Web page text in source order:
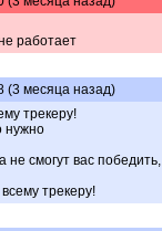
работает
(3 месяца назад)
трекеру!
нужно
не смогут вас
трекеру!